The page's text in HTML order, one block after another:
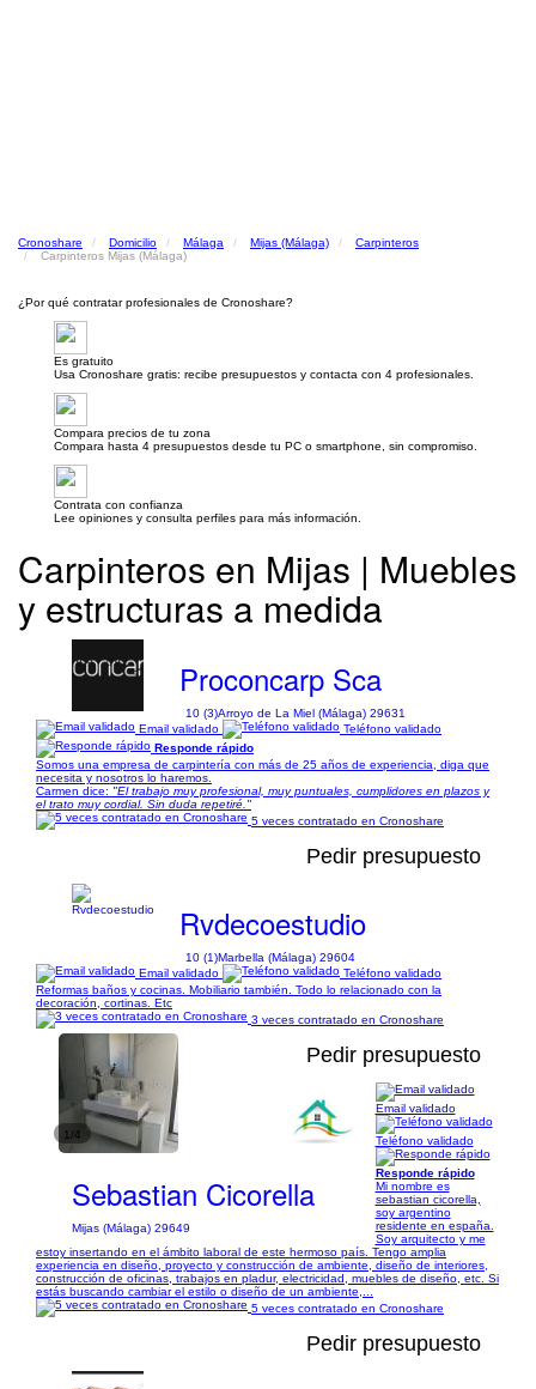
Cronoshare Domicilio Málaga Mijas (Málaga)
Carpinteros
Carpinteros Mijas (Málaga)
¿Por qué contratar profesionales de Cronoshare?
Es gratuito
Usa Cronoshare gratis: recibe presupuestos y contacta con 4 profesionales.
Compara precios de tu zona
Compara hasta 4 presupuestos desde tu PC o smartphone, sin compromiso.
Contrata con confianza
Lee opiniones y consulta perfiles para más información.
Carpinteros en Mijas | Muebles
y estructuras a medida
Proconcarp Sca
10 (3)Arroyo de La Miel (Málaga) 29631
Email validado
Teléfono validado
Responde rápido
Somos una empresa de carpintería con más de 25 años de experiencia, diga que
necesita y nosotros lo haremos.
Carmen dice: "El trabajo muy profesional, muy puntuales, cumplidores en plazos y
el trato muy cordial. Sin duda repetiré."
5 veces contratado en Cronoshare
Pedir presupuesto
Rvdecoestudio
10 (1)Marbella (Málaga) 29604
Email validado
Teléfono validado
Reformas baños y cocinas. Mobiliario también. Todo lo relacionado con la
decoración, cortinas. Etc
3 veces contratado en Cronoshare
1/4
Pedir presupuesto
Sebastian Cicorella
Mijas (Málaga) 29649
Email validado
Teléfono validado
Responde rápido
Mi nombre es
sebastian cicorella,
soy argentino
residente en españa.
Soy arquitecto y me
estoy insertando en el ámbito laboral de este hermoso país. Tengo amplia
experiencia en diseño, proyecto y construcción de ambiente, diseño de interiores,
construcción de oficinas, trabajos en pladur, electricidad, muebles de diseño, etc. Si
estás buscando cambiar el estilo o diseño de un ambiente,...
5 veces contratado en Cronoshare
Pedir presupuesto